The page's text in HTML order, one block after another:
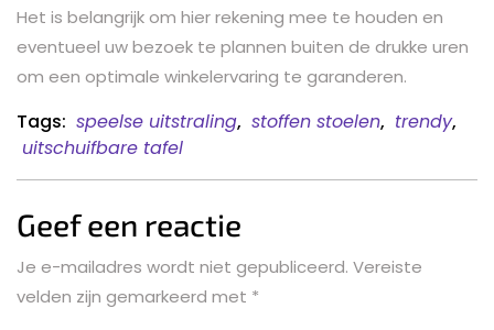
Het is belangrijk om hier rekening mee te houden en
eventueel uw bezoek te plannen buiten de drukke uren
om een optimale winkelervaring te garanderen.
Tags: speelse uitstraling, stoffen stoelen, trendy,
uitschuifbare tafel
Geef een reactie
Je e-mailadres wordt niet gepubliceerd. Vereiste
velden zijn gemarkeerd met *